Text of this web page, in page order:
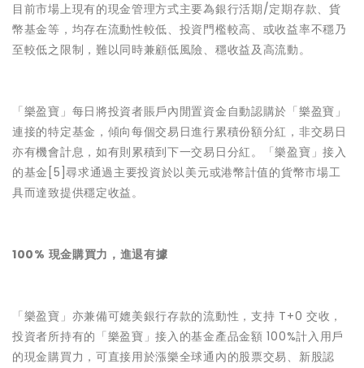
目前市場上現有的現金管理方式主要為銀行活期/定期存款、貨
幣基金等，均存在流動性較低、投資門檻較高、或收益率不穩乃
至較低之限制，難以同時兼顧低風險、穩收益及高流動。
「樂盈寶」每日將投資者賬戶內閒置資金自動認購於「樂盈寶」
連接的特定基金，傾向每個交易日進行累積份額分紅，非交易日
亦有機會計息，如有則累積到下一交易日分紅。「樂盈寶」接入
的基金[5]尋求通過主要投資於以美元或港幣計值的貨幣市場工
具而達致提供穩定收益。
100% 現金購買力，進退有據
「樂盈寶」亦兼備可媲美銀行存款的流動性，支持 T+0 交收，
投資者所持有的「樂盈寶」接入的基金產品金額 100%計入用戶
的現金購買力，可直接用於漲樂全球通內的股票交易、新股認